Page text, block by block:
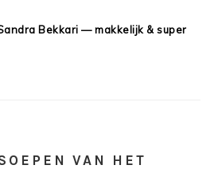
Bekkari — makkelijk & super
VAN HET